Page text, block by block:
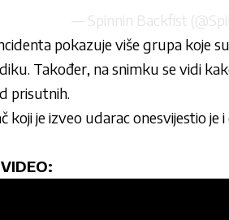
— Spinnin Backfist
pokazuje više grupa koje
Također, na snimku se vidi
prisutnih.
koji je izveo udarac onesvijestio